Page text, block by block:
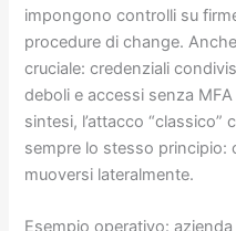
impongono controlli su
procedure di change.
cruciale: credenziali
deboli e accessi senza
sintesi, l’attacco “classico”
sempre lo stesso principio:
muoversi lateralmente.
Esempio operativo: